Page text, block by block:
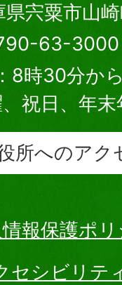
宍粟市山崎
63-3000
8時30分か
、祝日、年
所へのアク
報保護ポ
セシビリテ